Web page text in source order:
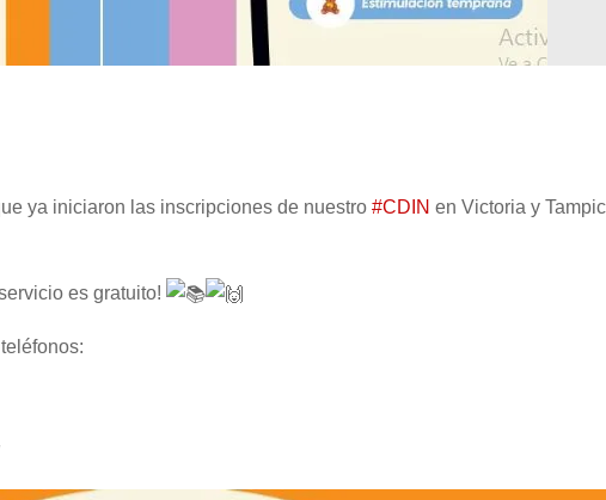
ya iniciaron las inscripciones de nuestro #CDIN en Victoria y
es gratuito!